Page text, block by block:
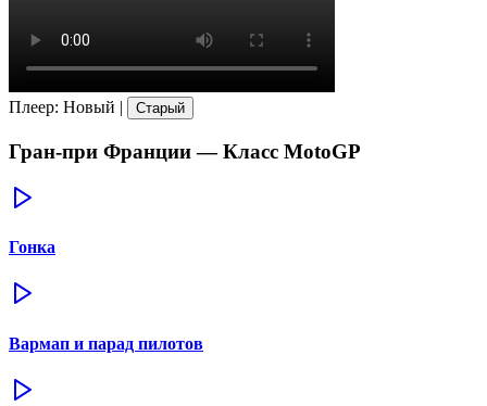
Плеер: Новый | Старый
Гран-при Франции— Класс MotoGP
Гонка
Вармап и парад пилотов